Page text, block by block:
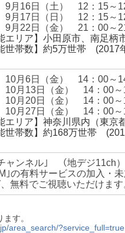
9月16日（土） 12：15～
9月17日（日） 12：15～
9月22日（金） 21：00～
エリア】小田原市、南足柄
世帯数】約5万世帯 (2017
10月6日（金） 14：00～
10月13日（金） 14：00
10月20日（金） 14：00
10月27日（金） 14：00
エリア】神奈川県内（東京
世帯数】約168万世帯
ャンネル｣ （地デジ11ch）
｣の有料サービスの加入・
無料でご視聴いただけます
す。
area_search/?service_full=true